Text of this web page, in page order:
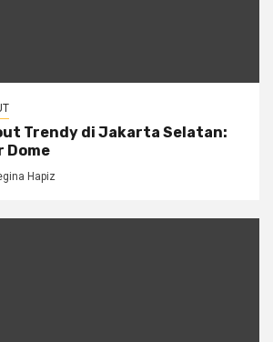
Trendy di Jakarta Selatan:
Dome
Hapiz